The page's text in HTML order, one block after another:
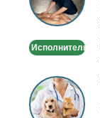
и
тела
Исполнитель
Ветеринарный
врач
-